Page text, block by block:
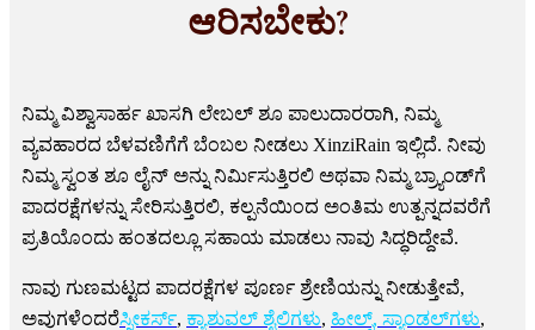
ಆರಿಸಬೇಕು?
ನಿಮ್ಮ ವಿಶ್ವಾಸಾರ್ಹ ಖಾಸಗಿ ಲೇಬಲ್ ಶೂ ಪಾಲುದಾರರಾಗಿ, ನಿಮ್ಮ
ವ್ಯವಹಾರದ ಬೆಳವಣಿಗೆಗೆ ಬೆಂಬಲ ನೀಡಲು XinziRain ಇಲ್ಲಿದೆ. ನೀವು
ನಿಮ್ಮ ಸ್ವಂತ ಶೂ ಲೈನ್ ಅನ್ನು ನಿರ್ಮಿಸುತ್ತಿರಲಿ ಅಥವಾ ನಿಮ್ಮ ಬ್ರ್ಯಾಂಡ್‌ಗೆ
ಪಾದರಕ್ಷೆಗಳನ್ನು ಸೇರಿಸುತ್ತಿರಲಿ, ಕಲ್ಪನೆಯಿಂದ ಅಂತಿಮ ಉತ್ಪನ್ನದವರೆಗೆ
ಪ್ರತಿಯೊಂದು ಹಂತದಲ್ಲೂ ಸಹಾಯ ಮಾಡಲು ನಾವು ಸಿದ್ಧರಿದ್ದೇವೆ.
ನಾವು ಗುಣಮಟ್ಟದ ಪಾದರಕ್ಷೆಗಳ ಪೂರ್ಣ ಶ್ರೇಣಿಯನ್ನು ನೀಡುತ್ತೇವೆ,
ಅವುಗಳೆಂದರೆಸ್ನೀಕರ್ಸ್, ಕ್ಯಾಶುವಲ್ ಶೈಲಿಗಳು, ಹೀಲ್ಸ್, ಸ್ಯಾಂಡಲ್‌ಗಳು,